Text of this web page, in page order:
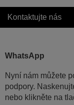
Kontaktujte nás
WhatsApp
Nyní nám můžete
podpory.
nebo klikněte na